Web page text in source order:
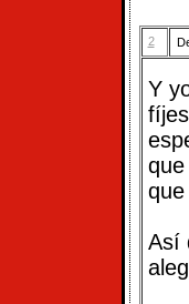
2
Y
Así